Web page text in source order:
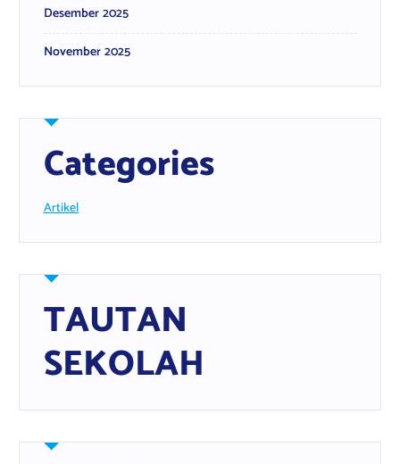
Desember 2025
November 2025
Categories
Artikel
TAUTAN
SEKOLAH